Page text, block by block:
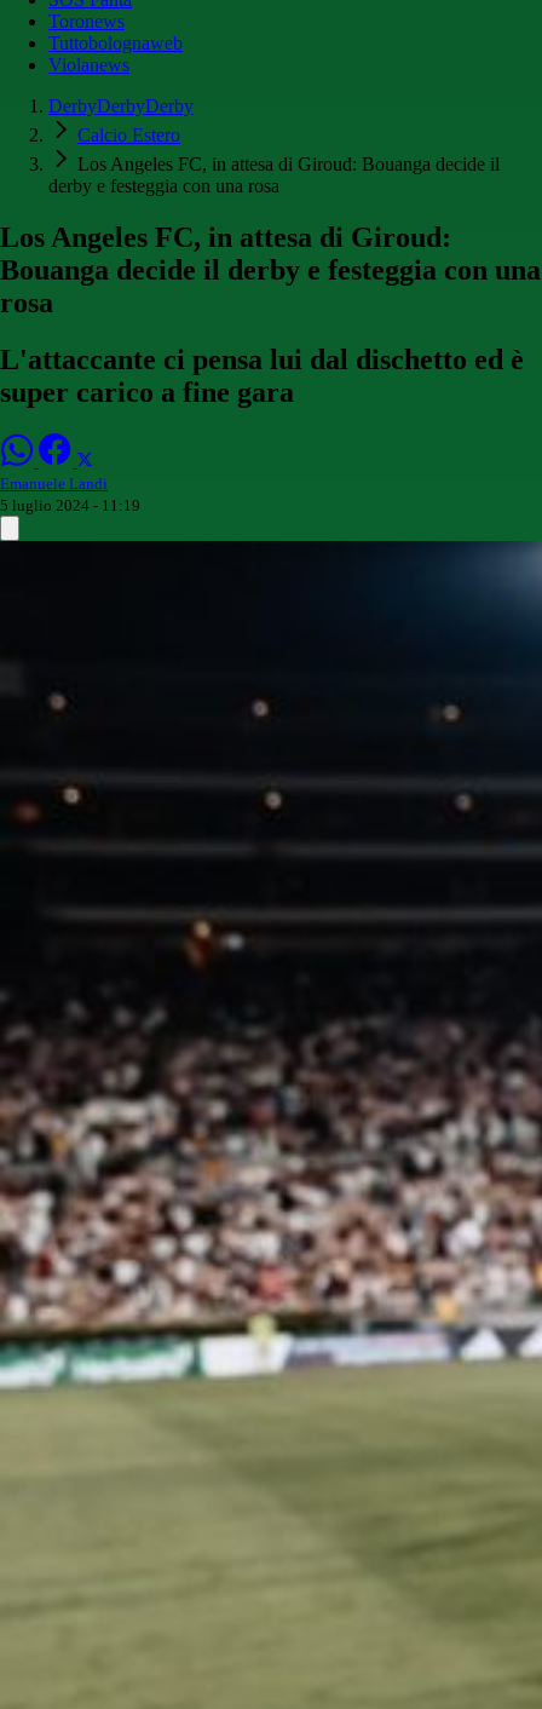
Toronews
Tuttobolognaweb
Violanews
DerbyDerbyDerby
Calcio Estero
Los Angeles FC, in attesa di Giroud: Bouanga decide il
derby e festeggia con una rosa
Los Angeles FC, in attesa di Giroud:
Bouanga decide il derby e festeggia con una
rosa
L'attaccante ci pensa lui dal dischetto ed è
super carico a fine gara
Emanuele Landi
5 luglio 2024 - 11:19